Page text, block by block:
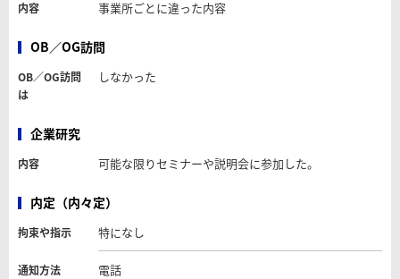
内容 事業所ごとに違った内容
OB／OG訪問
OB／OG訪問
は
しなかった
企業研究
内容 可能な限りセミナーや説明会に参加した。
内定（内々定）
拘束や指示 特になし
通知方法 電話